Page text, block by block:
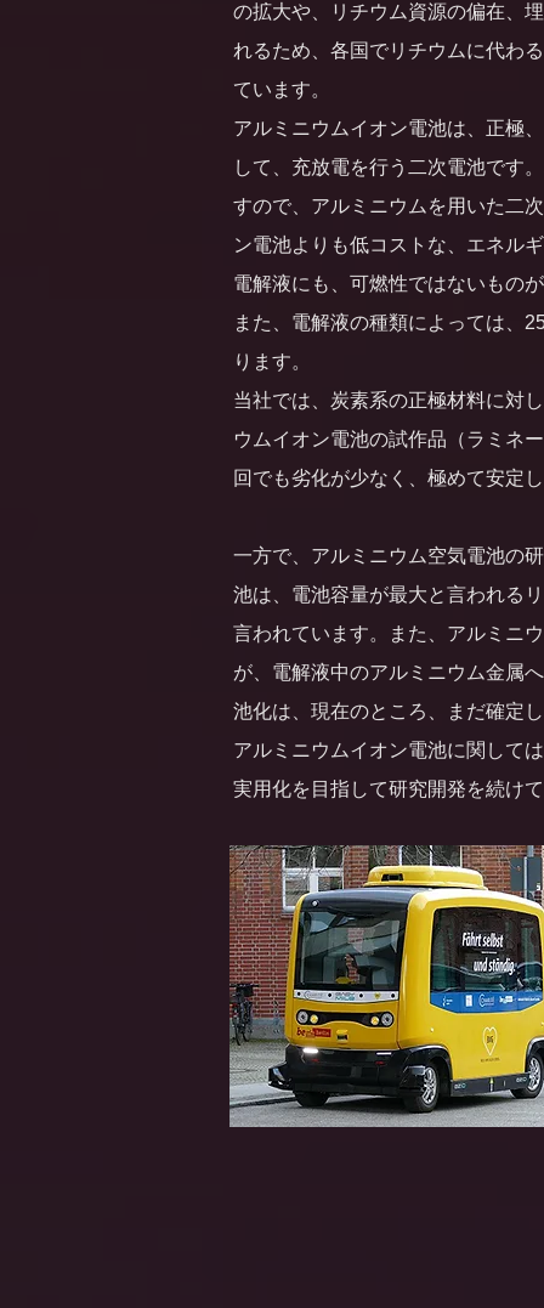
の拡大や、リチウム資源の偏在、
れるため、各国でリチウムに代わ
ています。
アルミニウムイオン電池は、正極
して、充放電を行う二次電池です
すので、アルミニウムを用いた二
ン電池よりも低コストな、エネル
電解液にも、可燃性ではないもの
また、電解液の種類によっては、
ります。
当社では、炭素系の正極材料に対
ウムイオン電池の試作品（ラミネ
回でも劣化が少なく、極めて安定
一方で、アルミニウム空気電池の
池は、電池容量が最大と言われる
言われています。また、 アルミニ
が、電解液中のアルミニウム金属
池化は、現在のところ、まだ確定
アルミニウムイオン電池に関して
実用化を目指して研究開発を続け